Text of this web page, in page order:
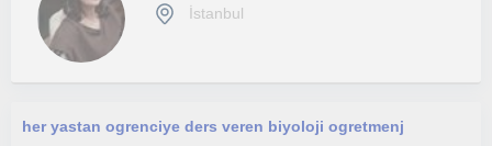
İstanbul
her yastan ogrenciye ders veren biyoloji ogretmenj